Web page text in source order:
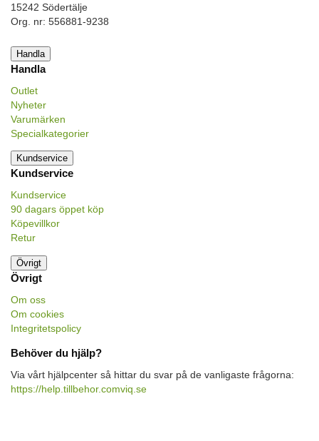
15242 Södertälje
Org. nr: 556881-9238
Handla
Handla
Outlet
Nyheter
Varumärken
Specialkategorier
Kundservice
Kundservice
Kundservice
90 dagars öppet köp
Köpevillkor
Retur
Övrigt
Övrigt
Om oss
Om cookies
Integritetspolicy
Behöver du hjälp?
Via vårt hjälpcenter så hittar du svar på de vanligaste frågorna:
https://help.tillbehor.comviq.se